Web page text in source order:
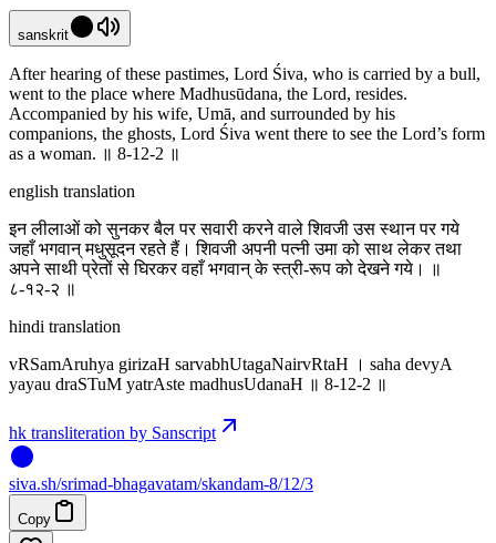
sanskrit
After hearing of these pastimes, Lord Śiva, who is carried by a bull,
went to the place where Madhusūdana, the Lord, resides.
Accompanied by his wife, Umā, and surrounded by his
companions, the ghosts, Lord Śiva went there to see the Lord’s form
as a woman. ॥ 8-12-2 ॥
english translation
इन लीलाओं को सुनकर बैल पर सवारी करने वाले शिवजी उस स्थान पर गये
जहाँ भगवान् मधुसूदन रहते हैं। शिवजी अपनी पत्नी उमा को साथ लेकर तथा
अपने साथी प्रेतों से घिरकर वहाँ भगवान् के स्त्री-रूप को देखने गये। ॥
८-१२-२ ॥
hindi translation
vRSamAruhya girizaH sarvabhUtagaNairvRtaH । saha devyA
yayau draSTuM yatrAste madhusUdanaH ॥ 8-12-2 ॥
hk transliteration by Sanscript
siva.sh/srimad-bhagavatam/skandam-8/12/3
Copy